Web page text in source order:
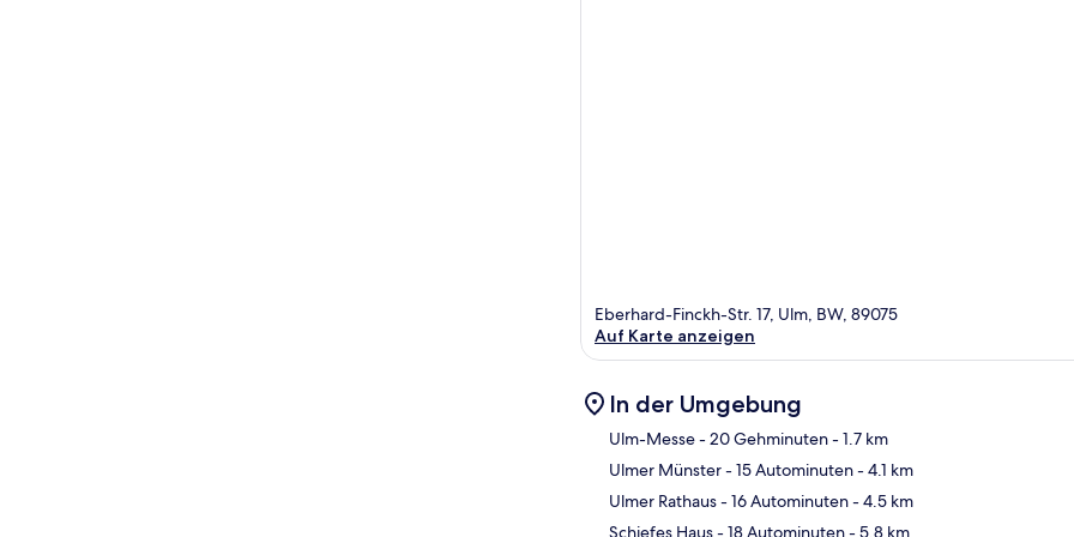
Eberhard-Finckh-Str. 17, Ulm, BW, 89075
Auf Karte anzeigen
In der Umgebung
Ulm-Messe- 20 Gehminuten- 1.7 km
Ulmer Münster- 15 Autominuten- 4.1 km
Ulmer Rathaus- 16 Autominuten- 4.5 km
Schiefes Haus- 18 Autominuten- 5.8 km